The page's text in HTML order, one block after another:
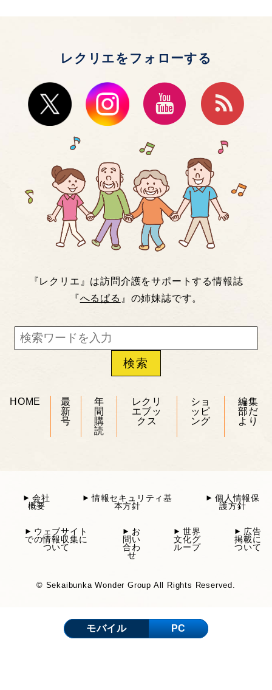
レクリエをフォローする
『レクリエ』は訪問介護をサポートする情報誌
『へるぱる 』の姉妹誌です。
HOME
最
新
号
年
間
購
読
レクリ
エブッ
クス
ショ
ッピ
ング
編集
部だ
より
会社
概要
情報セキュリティ基
本方針
個人情報保
護方針
ウェブサイト
での情報収集に
ついて
お
問い
合わ
せ
世界
文化グ
ループ
広告
掲載に
ついて
© Sekaibunka Wonder Group All Rights Reserved.
モバイル PC